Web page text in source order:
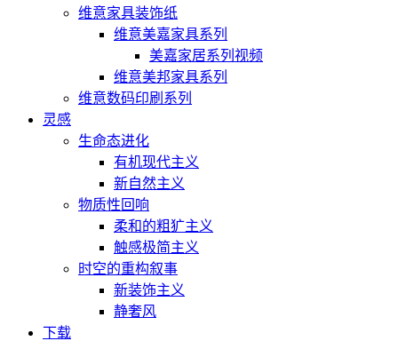
维意家具装饰纸
维意美嘉家具系列
美嘉家居系列视频
维意美邦家具系列
维意数码印刷系列
灵感
生命态进化
有机现代主义
新自然主义
物质性回响
柔和的粗犷主义
触感极简主义
时空的重构叙事
新装饰主义
静奢风
下载